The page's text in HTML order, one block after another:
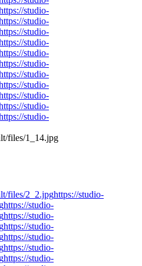
studio-
studio-
studio-
studio-
studio-
studio-
studio-
studio-
studio-
studio-
studio-
files/1_14.jpg
files/2_2.jpghttps://studio-
https://studio-
https://studio-
https://studio-
https://studio-
https://studio-
https://studio-